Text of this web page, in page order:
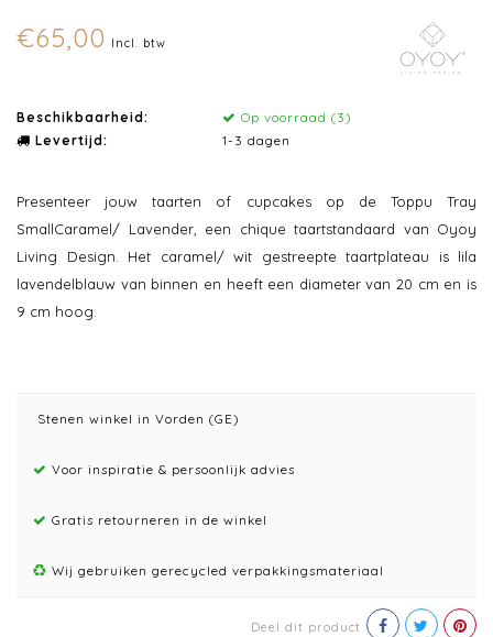
€65,00 Incl. btw
Beschikbaarheid:
Op voorraad (3)
Levertijd:
1-3 dagen
Presenteer jouw taarten of cupcakes op de Toppu Tray
SmallCaramel/ Lavender, een chique taartstandaard van Oyoy
Living Design. Het caramel/ wit gestreepte taartplateau is lila
lavendelblauw van binnen en heeft een diameter van 20 cm en is
9 cm hoog.
Stenen winkel in Vorden (GE)
Voor inspiratie & persoonlijk advies
Gratis retourneren in de winkel
Wij gebruiken gerecycled verpakkingsmateriaal
Deel dit product